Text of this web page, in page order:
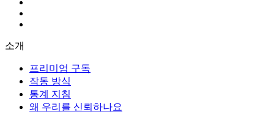
소개
프리미엄 구독
작동 방식
통계 지침
왜 우리를 신뢰하나요